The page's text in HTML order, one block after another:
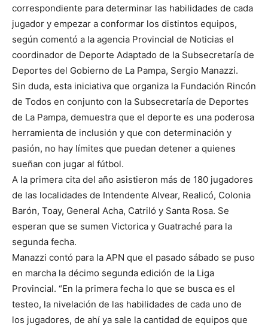
correspondiente para determinar las habilidades de cada
jugador y empezar a conformar los distintos equipos,
según comentó a la agencia Provincial de Noticias el
coordinador de Deporte Adaptado de la Subsecretaría de
Deportes del Gobierno de La Pampa, Sergio Manazzi.
Sin duda, esta iniciativa que organiza la Fundación Rincón
de Todos en conjunto con la Subsecretaría de Deportes
de La Pampa, demuestra que el deporte es una poderosa
herramienta de inclusión y que con determinación y
pasión, no hay límites que puedan detener a quienes
sueñan con jugar al fútbol.
A la primera cita del año asistieron más de 180 jugadores
de las localidades de Intendente Alvear, Realicó, Colonia
Barón, Toay, General Acha, Catriló y Santa Rosa. Se
esperan que se sumen Victorica y Guatraché para la
segunda fecha.
Manazzi contó para la APN que el pasado sábado se puso
en marcha la décimo segunda edición de la Liga
Provincial. “En la primera fecha lo que se busca es el
testeo, la nivelación de las habilidades de cada uno de
los jugadores, de ahí ya sale la cantidad de equipos que